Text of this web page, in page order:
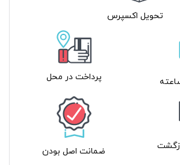
تحویل اکسپرس
پرداخت در محل
ضمانت اصل بودن